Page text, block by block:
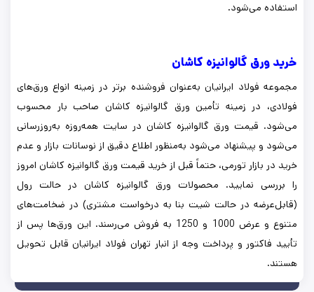
استفاده می‌شود.
خرید ورق گالوانیزه کاشان
مجموعه فولاد ایرانیان به‌عنوان فروشنده برتر در زمینه انواع ورق‌های
فولادی، در زمینه تأمین ورق گالوانیزه کاشان صاحب بار محسوب
می‌شود. قیمت ورق گالوانیزه کاشان در سایت همه‌روزه به‌روزرسانی
می‌شود و پیشنهاد می‌شود به‌منظور اطلاع دقیق از نوسانات بازار و عدم
خرید در بازار تورمی، حتماً قبل از خرید قیمت ورق گالوانیزه کاشان امروز
را بررسی نمایید. محصولات ورق گالوانیزه کاشان در حالت رول
(قابل‌عرضه در حالت شیت بنا به درخواست مشتری) در ضخامت‌های
متنوع و عرض 1000 و 1250 به فروش می‌رسند. این ورق‌ها پس از
تأیید فاکتور و پرداخت وجه از انبار تهران فولاد ایرانیان قابل تحویل
هستند.